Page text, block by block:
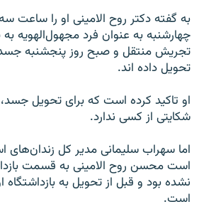
به گفته دکتر روح الامینی او را ساعت
چهارشنبه به عنوان فرد مجهول‌الهویه
تجریش منتقل و صبح روز پنجشنبه جسد
تحویل داده اند.
او تاکید کرده است که برای تحویل جسد،
شکایتی از کسی ندارد.
اما سهراب سلیمانی مدیر کل زندان‌های
است محسن روح الامینی به قسمت
نشده بود و قبل از تحویل به
است.